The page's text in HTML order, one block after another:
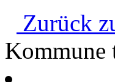
Zurück
Kommune